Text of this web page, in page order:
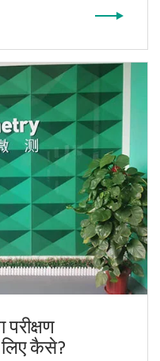
लिए कैसे?